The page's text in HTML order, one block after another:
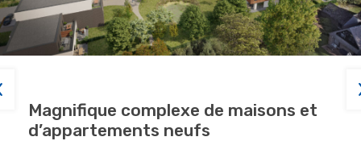
Magnifique complexe de maisons et
d’appartements neufs